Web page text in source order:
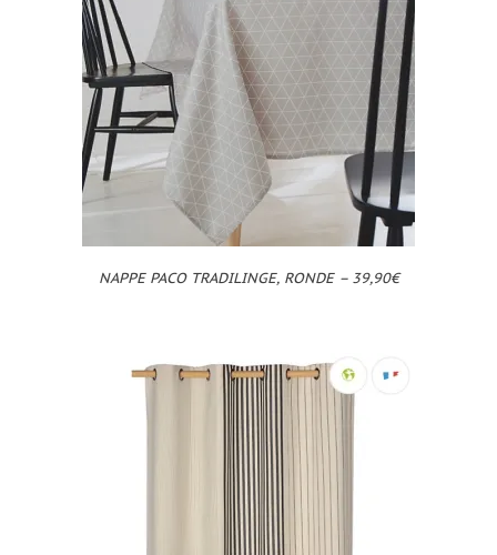
NAPPE PACO TRADILINGE, RONDE – 39,90€